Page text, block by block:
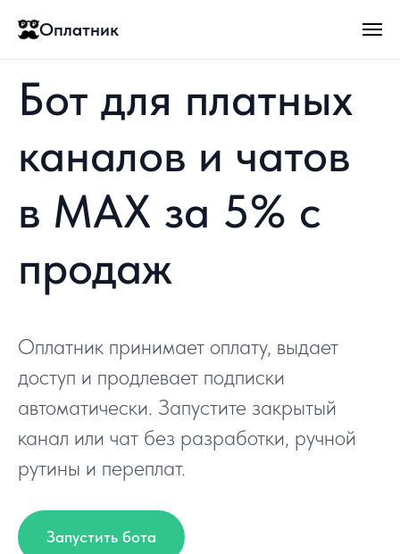
Оплатник
Бот для платных
каналов и чатов
в MAX за 5% с
продаж
Оплатник принимает оплату, выдает
доступ и продлевает подписки
автоматически. Запустите закрытый
канал или чат без разработки, ручной
рутины и переплат.
Запустить бота